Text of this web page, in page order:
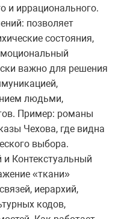
и иррационального.
позволяет
состояния,
важно для решения
людьми,
Пример: романы
Чехова, где видна
выбора.
Контекстуальный
«ткани»
иерархий,
кодов,